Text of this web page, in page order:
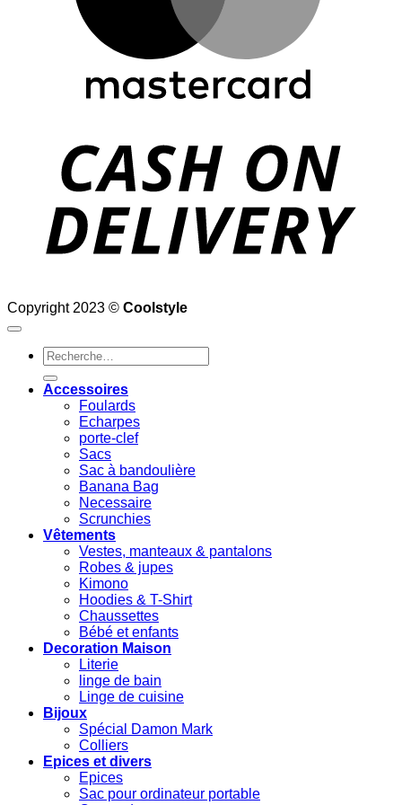
Copyright 2023 © Coolstyle
Recherche
pour :
Accessoires
Foulards
Echarpes
porte-clef
Sacs
Sac à bandoulière
Banana Bag
Necessaire
Scrunchies
Vêtements
Vestes, manteaux & pantalons
Robes & jupes
Kimono
Hoodies & T-Shirt
Chaussettes
Bébé et enfants
Decoration Maison
Literie
linge de bain
Linge de cuisine
Bijoux
Spécial Damon Mark
Colliers
Epices et divers
Epices
Sac pour ordinateur portable